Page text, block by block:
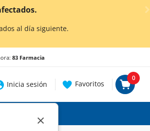
Da para conocer
al día siguiente.
83 Farmacia
×
Inicia sesión Favoritos
0